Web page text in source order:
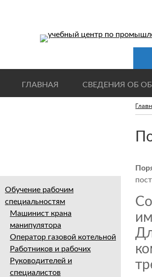
ГЛАВНАЯ СВЕДЕНИЯ ОБ
Обучение рабочим
специальностям
Машинист крана
манипулятора
Оператор газовой котельной
Работников и рабочих
Руководителей и
специалистов